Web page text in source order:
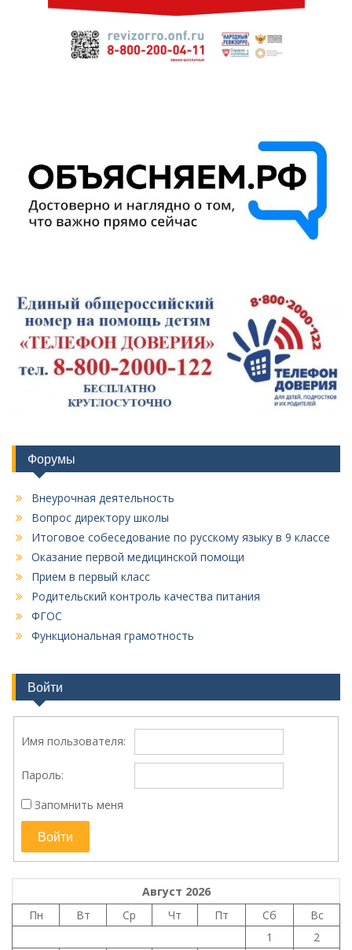
Форумы
Внеурочная деятельность
Вопрос директору школы
Итоговое собеседование по русскому языку в 9 классе
Оказание первой медицинской помощи
Прием в первый класс
Родительский контроль качества питания
ФГОС
Функциональная грамотность
Войти
Имя пользователя:
Пароль:
Запомнить меня
Войти
Август 2026
Пн
Вт Ср Чт Пт Сб
Вс
1
2